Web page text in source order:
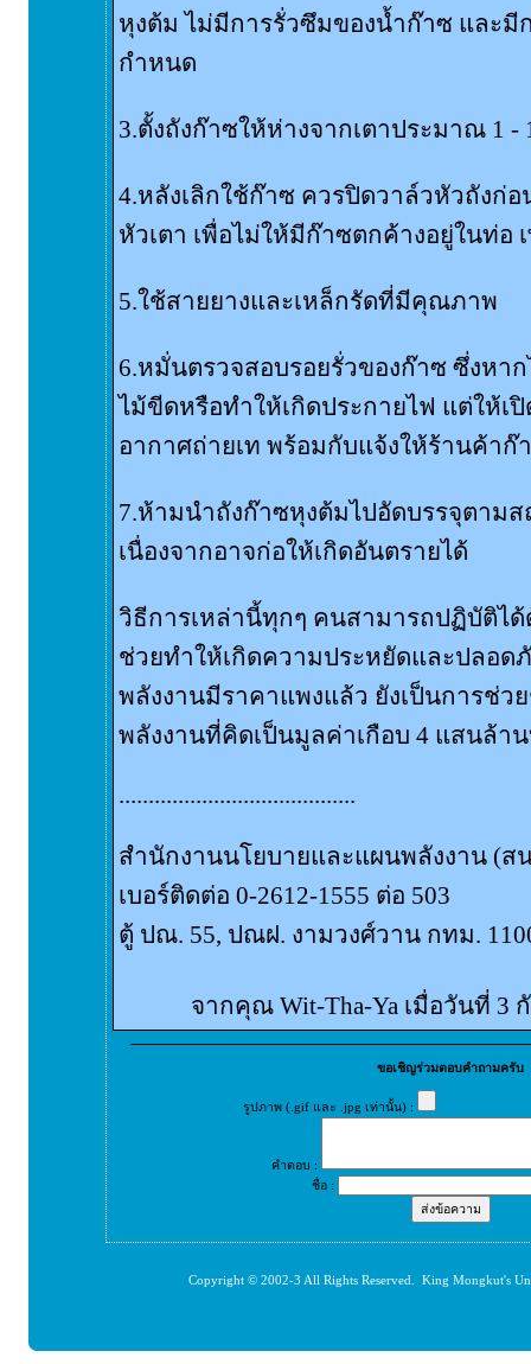
หุงต้ม ไม่มีการรั่วซึมของน้ำก๊าซ และ
กำหนด
3.ตั้งถังก๊าซให้ห่างจากเตาประมาณ 1 -
4.หลังเลิกใช้ก๊าซ ควรปิดวาล์วหัวถังก่
หัวเตา เพื่อไม่ให้มีก๊าซตกค้างอยู่ในท่อ
5.ใช้สายยางและเหล็กรัดที่มีคุณภาพ
6.หมั่นตรวจสอบรอยรั่วของก๊าซ ซึ่งหา
ไม้ขีดหรือทำให้เกิดประกายไฟ แต่ให้เ
อากาศถ่ายเท พร้อมกับแจ้งให้ร้านค้าก๊
7.ห้ามนำถังก๊าซหุงต้มไปอัดบรรจุตาม
เนื่องจากอาจก่อให้เกิดอันตรายได้
วิธีการเหล่านี้ทุกๆ คนสามารถปฏิบัติได้
ช่วยทำให้เกิดความประหยัดและปลอ
พลังงานมีราคาแพงแล้ว ยังเป็นการช่ว
พลังงานที่คิดเป็นมูลค่าเกือบ 4 แสนล้า
........................................
สำนักงานนโยบายและแผนพลังงาน (ส
เบอร์ติดต่อ 0-2612-1555 ต่อ 503
ตู้ ปณ. 55, ปณฝ. งามวงศ์วาน กทม.
จากคุณ Wit-Tha-Ya เมื่อวันที่ 3
ขอเชิญร่วมตอบคำถามครับ
รูปภาพ (.gif และ .jpg เท่านั้น) :
คำตอบ :
ชื่อ :
Copyright © 2002-3 All Rights Reserved. King Mongkut's